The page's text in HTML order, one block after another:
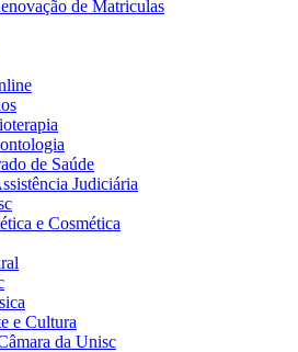
de Matriculas
de Saúde
Judiciária
e Cosmética
e Cultura
da Unisc